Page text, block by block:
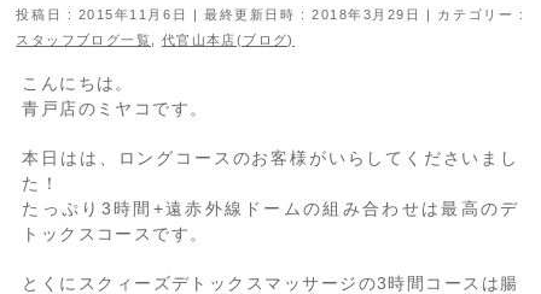
投稿日 : 2015年11月6日 最終更新日時 : 2018年3月29日
カテゴリー :
スタッフブログ一覧
代官山本店(ブログ)
こんにちは。
青戸店のミヤコです。
本日はは、ロングコースのお客様がいらしてくださいまし
た！
たっぷり3時間+遠赤外線ドームの組み合わせは最高のデ
トックスコースです。
とくにスクィーズデトックスマッサージの3時間コースは腸